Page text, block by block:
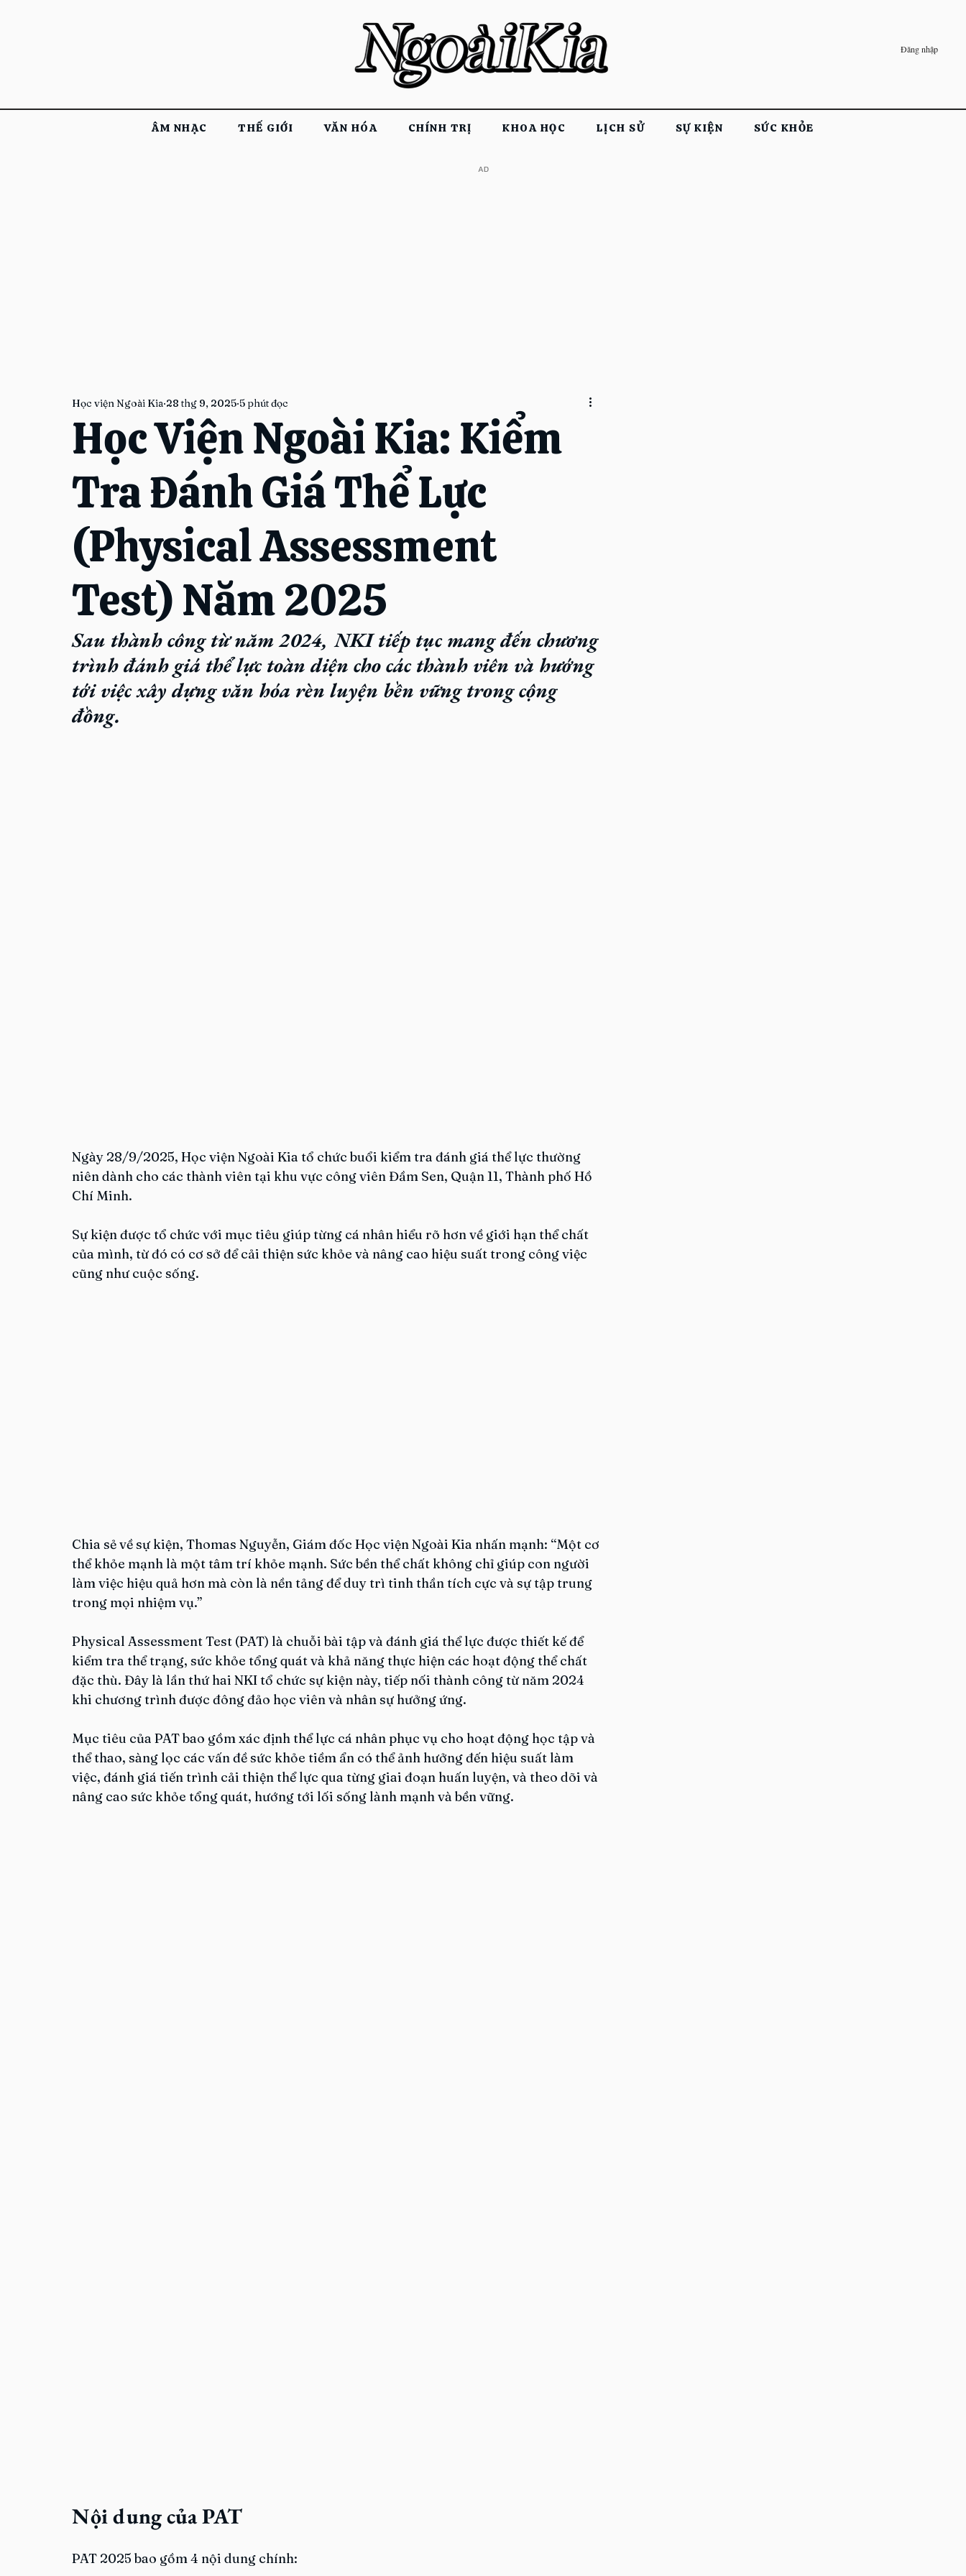
Đăng nhập
ÂM NHẠC THẾ GIỚI VĂN HÓA CHÍNH TRỊ KHOA HỌC LỊCH SỬ SỰ KIỆN SỨC KHỎE
​AD
Học Viện Ngoài Kia: Kiểm
Tra Đánh Giá Thể Lực
(Physical Assessment
Test) Năm 2025
Học viện Ngoài Kia 28 thg 9, 2025 5 phút đọc
Sau thành công từ năm 2024, NKI tiếp tục mang đến chương
trình đánh giá thể lực toàn diện cho các thành viên và hướng
tới việc xây dựng văn hóa rèn luyện bền vững trong cộng
đồng.
Ngày 28/9/2025, Học viện Ngoài Kia tổ chức buổi kiểm tra đánh giá thể lực thường
niên dành cho các thành viên tại khu vực công viên Đầm Sen, Quận 11, Thành phố Hồ
Chí Minh.
Sự kiện được tổ chức với mục tiêu giúp từng cá nhân hiểu rõ hơn về giới hạn thể chất
của mình, từ đó có cơ sở để cải thiện sức khỏe và nâng cao hiệu suất trong công việc
cũng như cuộc sống.
Chia sẻ về sự kiện, Thomas Nguyễn, Giám đốc Học viện Ngoài Kia nhấn mạnh: “Một cơ
thể khỏe mạnh là một tâm trí khỏe mạnh. Sức bền thể chất không chỉ giúp con người
làm việc hiệu quả hơn mà còn là nền tảng để duy trì tinh thần tích cực và sự tập trung
trong mọi nhiệm vụ.”
Physical Assessment Test (PAT) là chuỗi bài tập và đánh giá thể lực được thiết kế để
kiểm tra thể trạng, sức khỏe tổng quát và khả năng thực hiện các hoạt động thể chất
đặc thù. Đây là lần thứ hai NKI tổ chức sự kiện này, tiếp nối thành công từ năm 2024
khi chương trình được đông đảo học viên và nhân sự hưởng ứng.
Mục tiêu của PAT bao gồm xác định thể lực cá nhân phục vụ cho hoạt động học tập và
thể thao, sàng lọc các vấn đề sức khỏe tiềm ẩn có thể ảnh hưởng đến hiệu suất làm
việc, đánh giá tiến trình cải thiện thể lực qua từng giai đoạn huấn luyện, và theo dõi và
nâng cao sức khỏe tổng quát, hướng tới lối sống lành mạnh và bền vững.
Nội dung của PAT
PAT 2025 bao gồm 4 nội dung chính: